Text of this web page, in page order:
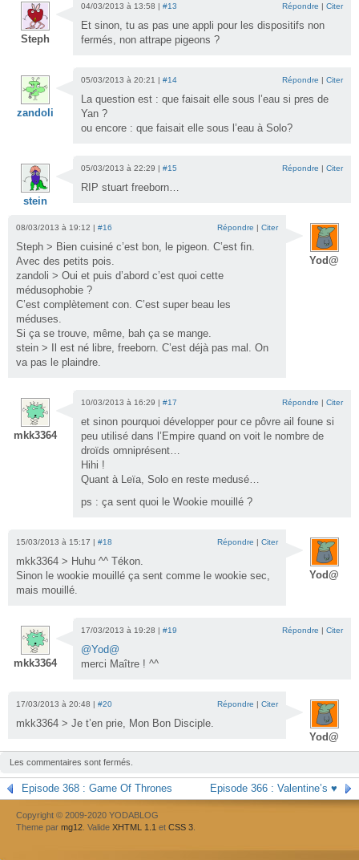
Steph
04/03/2013 à 13:58 | #13 Répondre | Citer
Et sinon, tu as pas une appli pour les dispositifs non
fermés, non attrape pigeons ?
zandoli
05/03/2013 à 20:21 | #14 Répondre | Citer
La question est : que faisait elle sous l’eau si pres de
Yan ?
ou encore : que faisait elle sous l’eau à Solo?
stein
05/03/2013 à 22:29 | #15 Répondre | Citer
RIP stuart freeborn…
Yod@
08/03/2013 à 19:12 | #16 Répondre | Citer
Steph > Bien cuisiné c’est bon, le pigeon. C’est fin.
Avec des petits pois.
zandoli > Oui et puis d’abord c’est quoi cette
médusophobie ?
C’est complètement con. C’est super beau les
méduses.
Si ça se trouve, même, bah ça se mange.
stein > Il est né libre, freeborn. C’est déjà pas mal. On
va pas le plaindre.
mkk3364
10/03/2013 à 16:29 | #17 Répondre | Citer
et sinon pourquoi développer pour ce pôvre ail foune si
peu utilisé dans l’Empire quand on voit le nombre de
droïds omniprésent…
Hihi !
Quant à Leïa, Solo en reste medusé…
ps : ça sent quoi le Wookie mouillé ?
Yod@
15/03/2013 à 15:17 | #18 Répondre | Citer
mkk3364 > Huhu ^^ Tékon.
Sinon le wookie mouillé ça sent comme le wookie sec,
mais mouillé.
mkk3364
17/03/2013 à 19:28 | #19 Répondre | Citer
@Yod@
merci Maître ! ^^
Yod@
17/03/2013 à 20:48 | #20 Répondre | Citer
mkk3364 > Je t’en prie, Mon Bon Disciple.
Les commentaires sont fermés.
Episode 368 : Game Of Thrones Episode 366 : Valentine’s ♥
Copyright © 2009-2020 YODABLOG
Theme par mg12 . Valide XHTML 1.1 et CSS 3